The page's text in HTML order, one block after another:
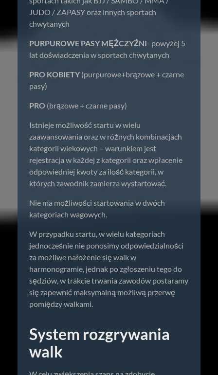
JUDO / ZAPASY oraz innych sportach
chwytanych
PURPUROWE PASY MĘŻCZYŹNI- powyżej 5
lat doświadczenia w sportach chwytanych
PRO KOBIETY(purpurowe+brązowe + czarne
pasy)
PRO (brązowe + czarne pasy)
Istnieje możliwość startu w wielu
zaawansowania oraz w różnych kombinacjach
kategorii wiekowych – warunkiem jest
rejestracja w każdej z kategorii oraz wpłacenie
odpowiedniej kwoty za ilość kategorii, w
których zawodnik zamierza wystartować.
Nie ma możliwości startowania w dwóch
kategoriach wagowych.
W przypadku startu, w wielu kategoriach
jednocześnie nie ponosimy odpowiedzialności
za możliwe nałożenie się walk w
harmonogramie, jednak po zgłoszeniu tego do
sędziów, w trakcie trwania zawodów postaramy
się zapewnić maksymalną możliwą przerwę
pomiędzy walkami.
System rozgrywania
walk